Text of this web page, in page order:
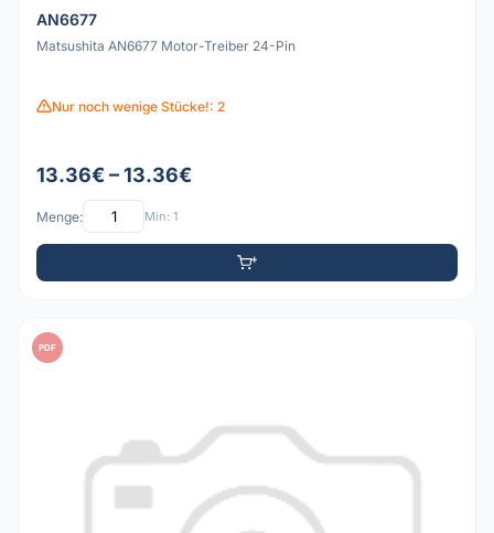
AN6677
Matsushita AN6677 Motor-Treiber 24-Pin
Nur noch wenige Stücke!: 2
13.36€ – 13.36€
Menge: Min: 1
PDF